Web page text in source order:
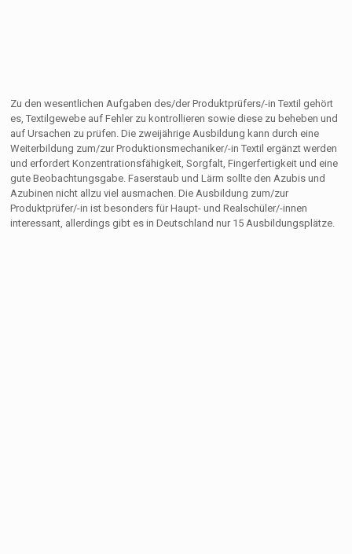
Zu den wesentlichen Aufgaben des/der Produktprüfers/-in Textil gehört
es, Textilgewebe auf Fehler zu kontrollieren sowie diese zu beheben und
auf Ursachen zu prüfen. Die zweijährige Ausbildung kann durch eine
Weiterbildung zum/zur Produktionsmechaniker/-in Textil ergänzt werden
und erfordert Konzentrationsfähigkeit, Sorgfalt, Fingerfertigkeit und eine
gute Beobachtungsgabe. Faserstaub und Lärm sollte den Azubis und
Azubinen nicht allzu viel ausmachen. Die Ausbildung zum/zur
Produktprüfer/-in ist besonders für Haupt- und Realschüler/-innen
interessant, allerdings gibt es in Deutschland nur 15 Ausbildungsplätze.